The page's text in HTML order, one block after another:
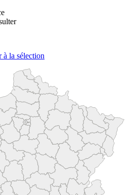
à la sélection